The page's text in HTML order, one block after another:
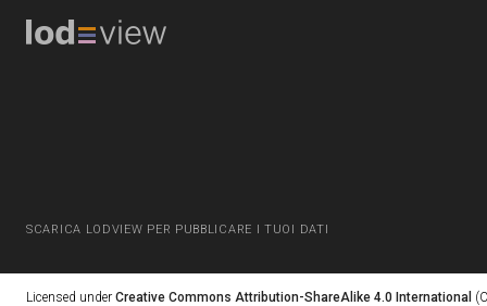
SCARICA LODVIEW PER PUBBLICARE I TUOI DATI
Licensed under Creative Commons Attribution-ShareAlike 4.0 International